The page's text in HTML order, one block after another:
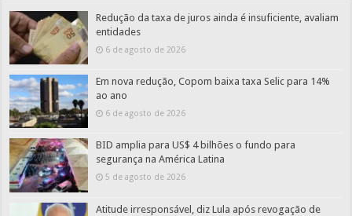
Redução da taxa de juros ainda é insuficiente, avaliam
entidades
6 de agosto de 2026
Em nova redução, Copom baixa taxa Selic para 14%
ao ano
6 de agosto de 2026
BID amplia para US$ 4 bilhões o fundo para
segurança na América Latina
5 de agosto de 2026
Atitude irresponsável, diz Lula após revogação de